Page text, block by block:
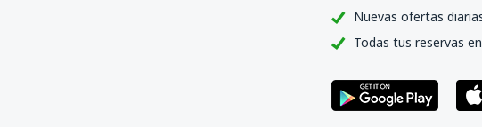
Nuevas ofertas
Todas tus reservas